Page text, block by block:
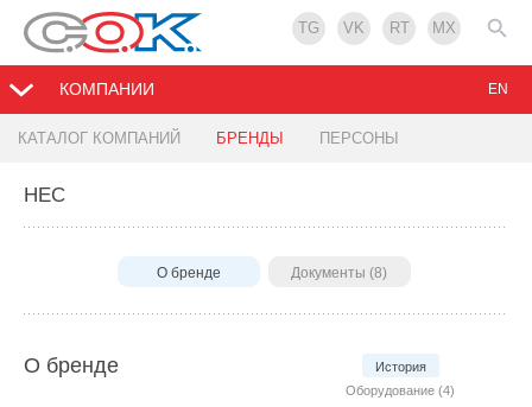
TG VK RT MX
КОМПАНИИ
КАТАЛОГ КОМПАНИЙ БРЕНДЫ ПЕРСОНЫ
EN
HEC
О бренде Документы (8)
О бренде
История
Оборудование (4)